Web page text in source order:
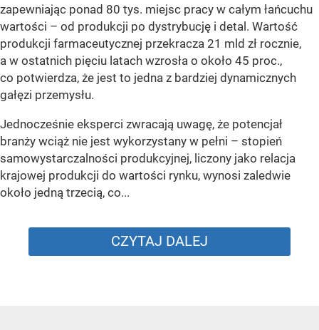
zapewniając ponad 80 tys. miejsc pracy w całym łańcuchu
wartości – od produkcji po dystrybucję i detal. Wartość
produkcji farmaceutycznej przekracza 21 mld zł rocznie,
a w ostatnich pięciu latach wzrosła o około 45 proc.,
co potwierdza, że jest to jedna z bardziej dynamicznych
gałęzi przemysłu.
Jednocześnie eksperci zwracają uwagę, że potencjał
branży wciąż nie jest wykorzystany w pełni – stopień
samowystarczalności produkcyjnej, liczony jako relacja
krajowej produkcji do wartości rynku, wynosi zaledwie
około jedną trzecią, co...
CZYTAJ DALEJ